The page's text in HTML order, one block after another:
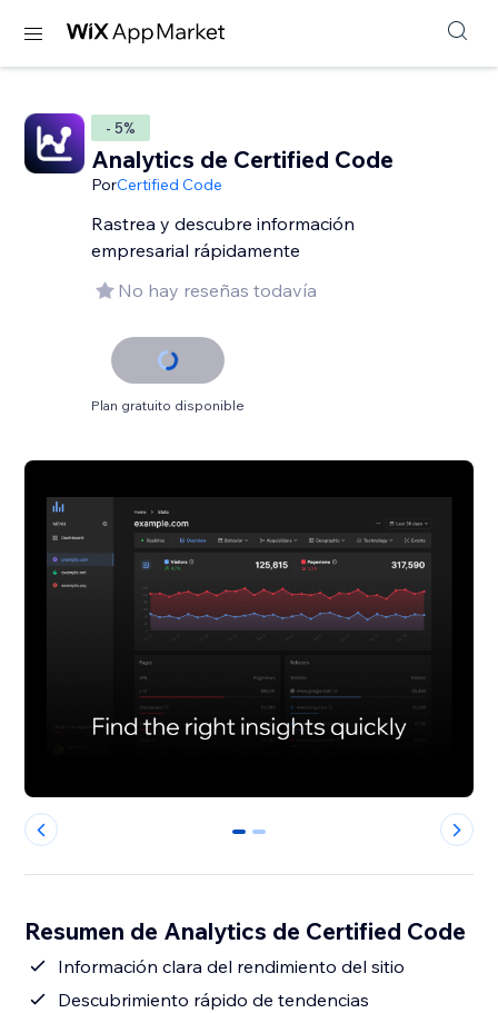
- 5%
Analytics de Certified Code
PorCertified Code
Rastrea y descubre información
empresarial rápidamente
No hay reseñas todavía
Plan gratuito disponible
0 1
Resumen de Analytics de Certified Code
Información clara del rendimiento del sitio
Descubrimiento rápido de tendencias